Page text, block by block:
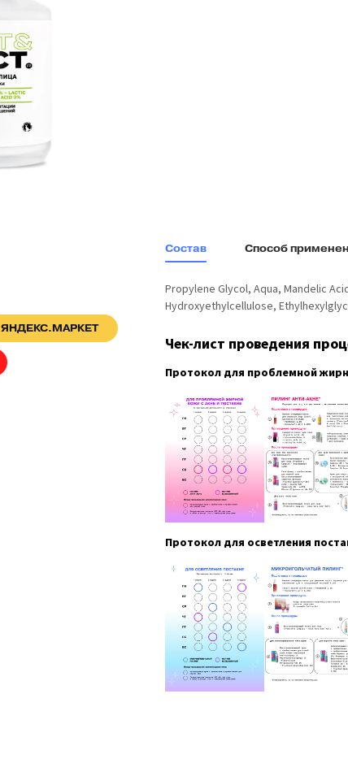
ЯНДЕКС.МАРКЕТ
Состав Способ
Propylene Glycol, Aqua, Mandelic
Hydroxyethylcellulose,
Чек-лист проведения
Протокол для проблемной
Протокол для осветления